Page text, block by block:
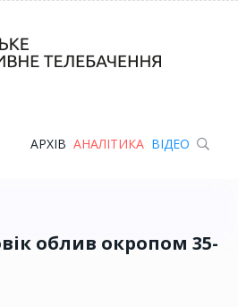
АРХІВ АНАЛІТИКА ВІДЕО
облив окропом 35-